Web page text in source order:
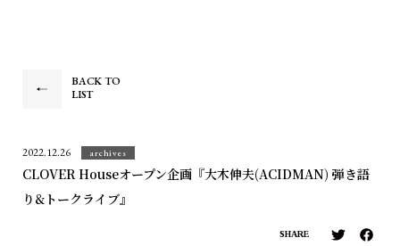
BACK TO
LIST
2022.12.26 archives
CLOVER Houseオープン企画『大木伸夫(ACIDMAN) 弾き語
り&トークライブ』
SHARE